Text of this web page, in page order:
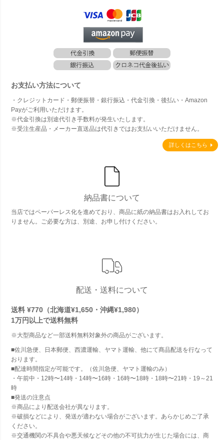
お支払い方法について
・クレジットカード・郵便振替・銀行振込・代金引換・後払い・Amazon
Payがご利用いただけます。
※代金引換は別途代引き手数料が発生いたします。
※受注生産品・メーカー直送品は代引きではお支払いいただけません。
詳しくはこちら
納品書について
当店ではペーパーレス化を進めており、商品に紙の納品書はお入れしてお
りません。ご必要な方は、別途、お申し付けください。
配送・送料について
送料 ¥770（北海道¥1,650・沖縄¥1,980）
1万円以上で送料無料
※大型商品など一部送料無料対象外の商品がございます。
■佐川急便、日本郵便、西濃運輸、ヤマト運輸、他にて商品配送を行なって
おります。
■配達時間指定が可能です。（佐川急便、ヤマト運輸のみ）
・午前中・12時〜14時・14時〜16時・16時〜18時・18時〜21時・19～21
時
■発送の注意点
※商品により配送会社が異なります。
※破損などにより、発送が適わない場合がございます。あらかじめご了承
ください。
※交通機関の不具合や悪天候などその他の不可抗力が生じた場合には、商